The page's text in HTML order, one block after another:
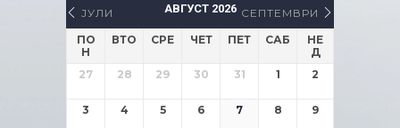
ЈУЛИ АВГУСТ 2026 СЕПТЕМВРИ
ПО
Н
ВТО СРЕ ЧЕТ ПЕТ САБ
НЕ
Д
27
28 29 30 31 1 2
3 4 5 6 7 8 9